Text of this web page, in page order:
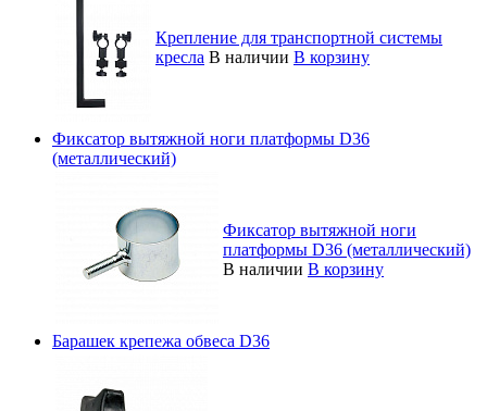
Крепление для транспортной системы
кресла В наличии В корзину
Фиксатор вытяжной ноги платформы D36
(металлический)
Фиксатор вытяжной ноги
платформы D36 (металлический)
В наличии В корзину
Барашек крепежа обвеса D36